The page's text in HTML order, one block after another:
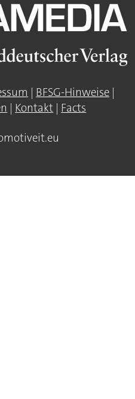
| BFSG-Hinweise |
| Kontakt | Facts